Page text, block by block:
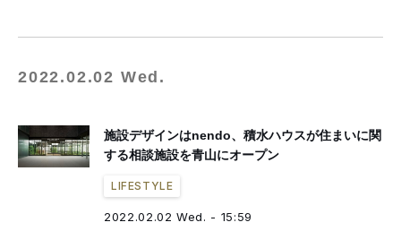
2022.02.02 Wed.
施設デザインはnendo、積水ハウスが住まいに関
する相談施設を青山にオープン
LIFESTYLE
2022.02.02 Wed. - 15:59